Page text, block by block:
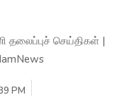
தலைப்புச் செய்திகள் |
PM